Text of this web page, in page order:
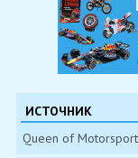
ИСТОЧНИК
Queen of Motorsport